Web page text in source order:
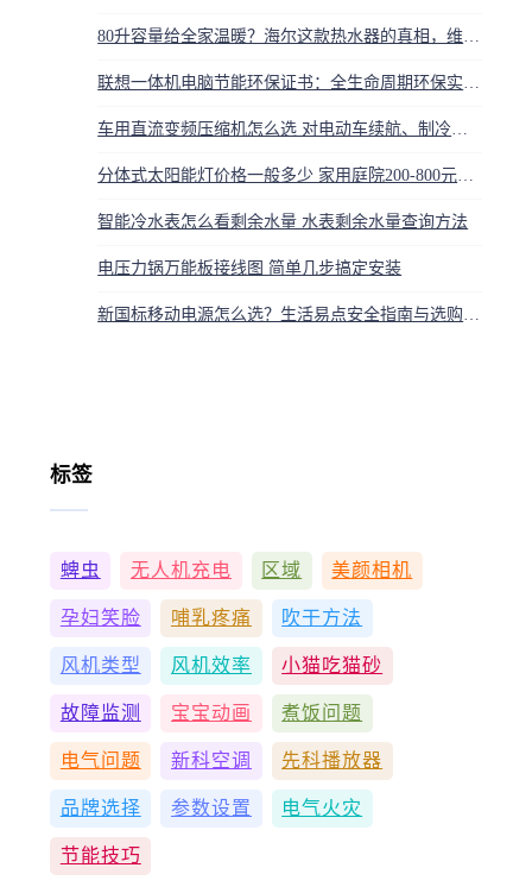
智能冷水表怎么看剩余水量 水表剩余水量查询方法
电压力锅万能板接线图 简单几步搞定安装
标签
蜱虫 无人机充电 区域 美颜相机
孕妇笑脸 哺乳疼痛 吹干方法
风机类型 风机效率 小猫吃猫砂
故障监测 宝宝动画 煮饭问题
电气问题 新科空调 先科播放器
品牌选择 参数设置 电气火灾
节能技巧